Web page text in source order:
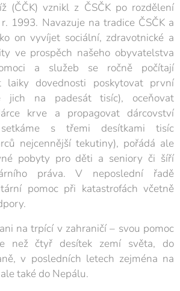
(ČČK) vznikl z ČSČK po rozdělení
1993. Navazuje na tradice ČSČK a
on vyvíjet sociální, zdravotnické a
ve prospěch našeho obyvatelstva
a služeb se ročně počítají
laiky dovednosti poskytovat první
jich na padesát tisíc), oceňovat
krve a propagovat dárcovství
s třemi desítkami tisíc
nejcennější tekutiny), pořádá ale
pobyty pro děti a seniory či šíří
práva. V neposlední řadě
pomoc při katastrofách včetně
na trpící v zahraničí – svou pomoc
než čtyř desítek zemí světa, do
v posledních letech zejména na
také do Nepálu.